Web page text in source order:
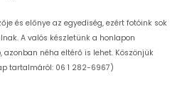
és előnye az egyediség, ezért fotóink sok
A valós készletünk a honlapon
néha eltérő is lehet. Köszönjük
tartalmáról: 06 1 282-6967)